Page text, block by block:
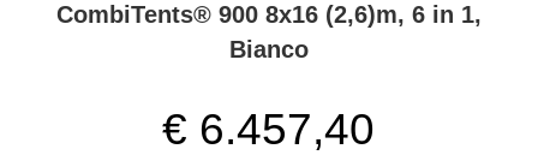
CombiTents® 900 8x16 (2,6)m, 6 in 1,
Bianco
€ 6.457,40